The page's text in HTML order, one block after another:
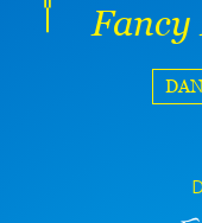
Fancy